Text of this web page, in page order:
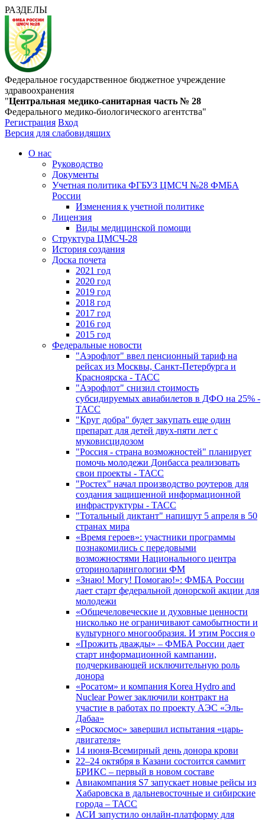
РАЗДЕЛЫ
Федеральное государственное бюджетное учреждение
здравоохранения
"Центральная медико-санитарная часть № 28
Федерального медико-биологического агентства"
Регистрация Вход
Версия для слабовидящих
О нас
Руководство
Документы
Учетная политика ФГБУЗ ЦМСЧ №28 ФМБА
России
Изменения к учетной политике
Лицензия
Виды медицинской помощи
Структура ЦМСЧ-28
История создания
Доска почета
2021 год
2020 год
2019 год
2018 год
2017 год
2016 год
2015 год
Федеральные новости
"Аэрофлот" ввел пенсионный тариф на
рейсах из Москвы, Санкт-Петербурга и
Красноярска - ТАСС
"Аэрофлот" снизил стоимость
субсидируемых авиабилетов в ДФО на 25% -
ТАСС
"Круг добра" будет закупать еще один
препарат для детей двух-пяти лет с
муковисцидозом
"Россия - страна возможностей" планирует
помочь молодежи Донбасса реализовать
свои проекты - ТАСС
"Ростех" начал производство роутеров для
создания защищенной информационной
инфраструктуры - ТАСС
"Тотальный диктант" напишут 5 апреля в 50
странах мира
«Время героев»: участники программы
познакомились с передовыми
возможностями Национального центра
оториноларингологии ФМ
«Знаю! Могу! Помогаю!»: ФМБА России
дает старт федеральной донорской акции для
молодежи
«Общечеловеческие и духовные ценности
нисколько не ограничивают самобытности и
культурного многообразия. И этим Россия о
«Прожить дважды» – ФМБА России дает
старт информационной кампании,
подчеркивающей исключительную роль
донора
«Росатом» и компания Korea Hydro and
Nuclear Power заключили контракт на
участие в работах по проекту АЭС «Эль-
Дабаа»
«Роскосмос» завершил испытания «царь-
двигателя»
14 июня-Всемирный день донора крови
22–24 октября в Казани состоится саммит
БРИКС – первый в новом составе
Авиакомпания S7 запускает новые рейсы из
Хабаровска в дальневосточные и сибирские
города – ТАСС
АСИ запустило онлайн-платформу для